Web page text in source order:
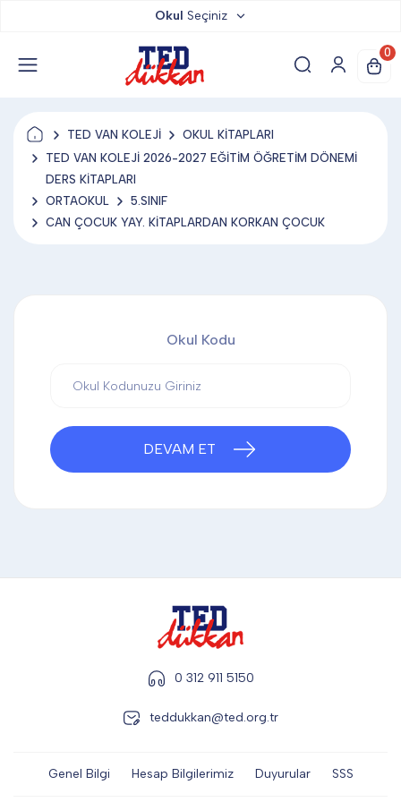
TED YAYINLARI
TED LOKUM
ANAHTARLIK
DİĞER
Okul Seçiniz
0
TED VAN KOLEJİ
OKUL KİTAPLARI
TED VAN KOLEJİ 2026-2027 EĞİTİM ÖĞRETİM DÖNEMİ
DERS KİTAPLARI
ORTAOKUL
5.SINIF
CAN ÇOCUK YAY. KİTAPLARDAN KORKAN ÇOCUK
Okul Kodu
DEVAM ET
0 312 911 5150
teddukkan@ted.org.tr
Genel Bilgi Hesap Bilgilerimiz Duyurular SSS